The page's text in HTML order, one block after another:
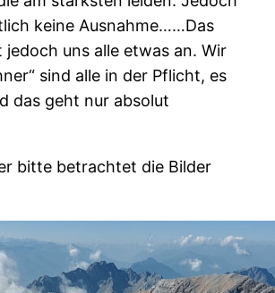
keine Ausnahme……Das
jedoch uns alle etwas an. Wir
sind alle in der Pflicht, es
das geht nur absolut
bitte betrachtet die Bilder